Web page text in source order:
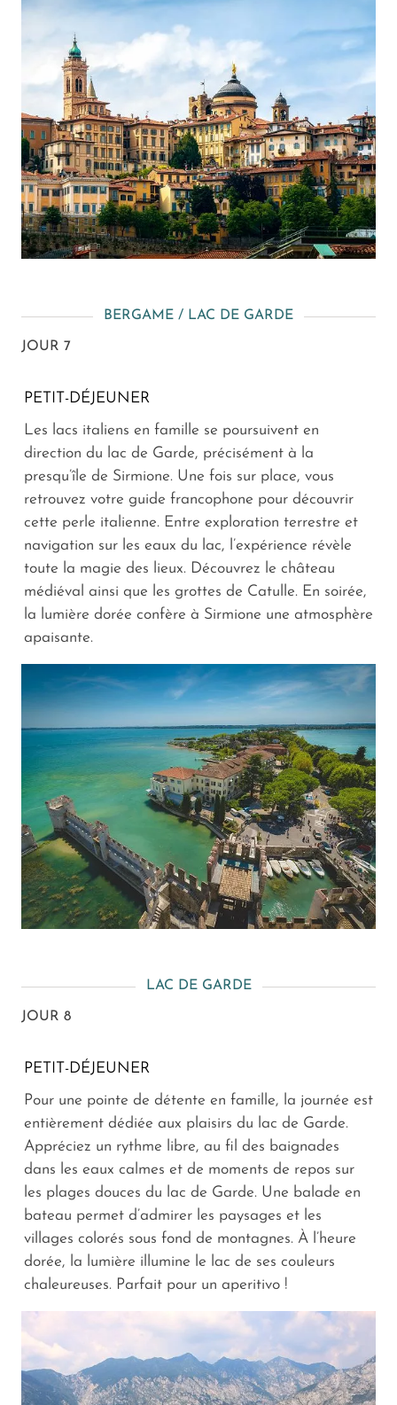
BERGAME / LAC DE GARDE
JOUR 7
PETIT-DÉJEUNER
Les lacs italiens en famille se poursuivent en
direction du lac de Garde, précisément à la
presqu’île de Sirmione. Une fois sur place, vous
retrouvez votre guide francophone pour découvrir
cette perle italienne. Entre exploration terrestre et
navigation sur les eaux du lac, l’expérience révèle
toute la magie des lieux. Découvrez le château
médiéval ainsi que les grottes de Catulle. En soirée,
la lumière dorée confère à Sirmione une atmosphère
apaisante.
LAC DE GARDE
JOUR 8
PETIT-DÉJEUNER
Pour une pointe de détente en famille, la journée est
entièrement dédiée aux plaisirs du lac de Garde.
Appréciez un rythme libre, au fil des baignades
dans les eaux calmes et de moments de repos sur
les plages douces du lac de Garde. Une balade en
bateau permet d’admirer les paysages et les
villages colorés sous fond de montagnes. À l’heure
dorée, la lumière illumine le lac de ses couleurs
chaleureuses. Parfait pour un aperitivo !